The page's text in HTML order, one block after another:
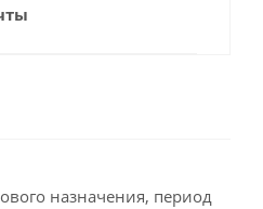
назначения, период